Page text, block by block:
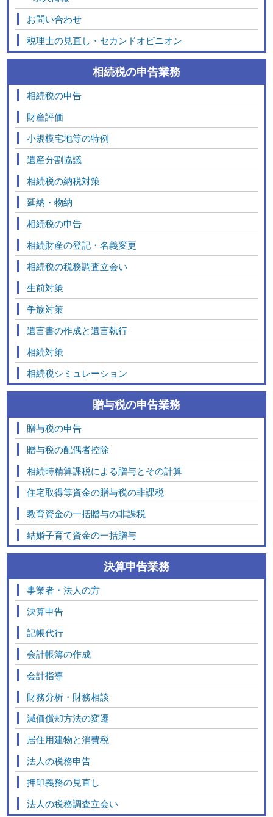
お問い合わせ
税理士の見直し・セカンドオピニオン
相続税の申告業務
相続税の申告
財産評価
小規模宅地等の特例
遺産分割協議
相続税の納税対策
延納・物納
相続税の申告
相続財産の登記・名義変更
相続税の税務調査立会い
生前対策
争族対策
遺言書の作成と遺言執行
相続対策
相続税シミュレーション
贈与税の申告業務
贈与税の申告
贈与税の配偶者控除
相続時精算課税による贈与とその計算
住宅取得等資金の贈与税の非課税
教育資金の一括贈与の非課税
結婚子育て資金の一括贈与
決算申告業務
事業者・法人の方
決算申告
記帳代行
会計帳簿の作成
会計指導
財務分析・財務相談
減価償却方法の変遷
居住用建物と消費税
法人の税務申告
押印義務の見直し
法人の税務調査立会い